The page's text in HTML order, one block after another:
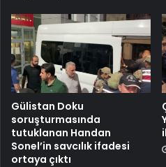
Gülistan Doku
soruşturmasında
tutuklanan Handan
Sonel’in savcılık ifadesi
ortaya çıktı